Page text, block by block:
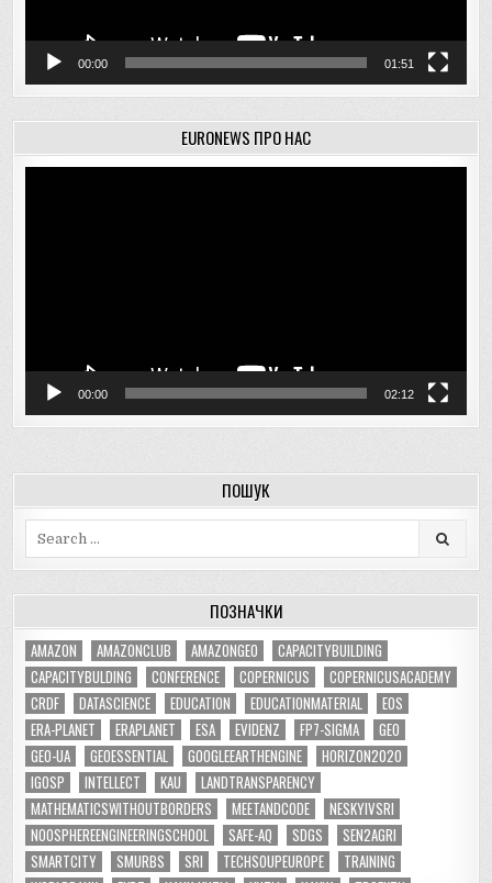
00:00 01:51
EURONEWS ПРО НАС
00:00 02:12
ПОШУК
ПОЗНАЧКИ
AMAZON AMAZONCLUB AMAZONGEO
CAPACITYBUILDING
CAPACITYBULDING
CONFERENCE COPERNICUS
COPERNICUSACADEMY
CRDF
DATASCIENCE EDUCATION EDUCATIONMATERIAL
EOS
ERA-PLANET
ERAPLANET ESA EVIDENZ FP7-SIGMA
GEO
GEO-UA
GEOESSENTIAL GOOGLEEARTHENGINE
HORIZON2020
IGOSP
INTELLECT KAU
LANDTRANSPARENCY
MATHEMATICSWITHOUTBORDERS
MEETANDCODE
NESKYIVSRI
NOOSPHEREENGINEERINGSCHOOL
SAFE-AQ SDGS
SEN2AGRI
SMARTCITY
SMURBS SRI TECHSOUPEUROPE
TRAINING